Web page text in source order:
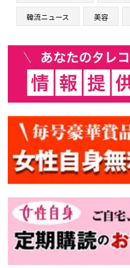
韓流ニュース 美容